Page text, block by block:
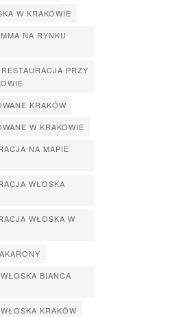
W KRAKOWIE
NA RYNKU
PRZY
KRAKÓW
W KRAKOWIE
NA MAPIE
WŁOSKA
WŁOSKA W
BIANCA
KRAKÓW